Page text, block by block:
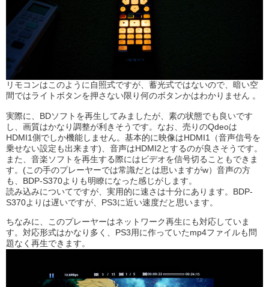
リモコンはこのように自照式ですが、蓄光式ではないので、暗い空
間ではライトボタンを押さない限り何のボタンかはわかりません 。
実際に、BDソフトを再生してみましたが、素の状態でも良いです
し、画質はかなり調整が利きそうです。なお、売りのQdeoは
HDMI1側でしか機能しません。基本的に映像はHDMI1（音声信号を
乗せない設定も出来ます)、音声はHDMI2とするのが良さそうです。
また、音楽ソフトを再生する際にはビデオを信号切ることもできま
す。(この手のプレーヤーでは常識だとは思いますがw）音声の方
も、BDP-S370よりも明瞭になった感じがします。
読み込みについてですが、実用的に速さは十分にあります。BDP-
S370よりは遅いですが、PS3に近い速度だと思います。
ちなみに、このプレーヤーはネットワーク再生にも対応していま
す。対応形式はかなり多く、PS3用に作っていたmp4ファイルも問
題なく再生できます。